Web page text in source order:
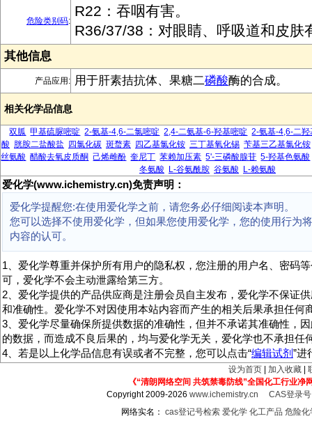
危险类别码:
R22：吞咽有害。
R36/37/38：对眼睛、呼吸道和皮肤
其他信息
产品应用: 用于肝素拮抗体、果糖二磷酸酶的合成。
相关化学品信息
双胍 甲基硫脲嘧啶 2-氨基-4,6-二氯嘧啶 2,4-二氨基-6-羟基嘧啶 2-氨基-4,6-二
酸 胱胺二盐酸盐 四氯化碳 斑蝥素 四乙基氯化铵 三丁基氧化锡 苄基三乙基氯化铵
丝氨酸 醋酸去氧皮质酮 己烯雌酚 奎尼丁 苯赖加压素 5'-三磷酸腺苷 5-羟基色氨酸
冬氨酸
L-谷氨酰胺 谷氨酸 L-赖氨酸
爱化学(www.ichemistry.cn)免责声明：
爱化学提醒您:在使用爱化学之前，请您务必仔细阅读本声明。
您可以选择不使用爱化学，但如果您使用爱化学，您的使用行为
内容的认可。
1、爱化学尊重并保护所有用户的隐私权，您注册的用户名、密码
可，爱化学不会主动泄露给第三方。
2、爱化学提供的产品供应商是注册会员自主发布，爱化学不保证
和准确性。爱化学不对因使用本站内容而产生的相关后果承担任何
3、爱化学尽量确保所提供数据的准确性，但并不承诺其准确性，
的数据，而造成不良后果的，均与爱化学无关，爱化学也不承担任
4、若是以上化学品信息有误或者不完整，您可以点击“编辑试剂”进
设为首页 加入收藏
《“清朗网络空间 共筑禁毒防线”全国化工行业净
Copyright 2009-2026www.ichemistry.cn
CAS登录
网络实名： cas登记号检索 爱化学 化工产品 危险化